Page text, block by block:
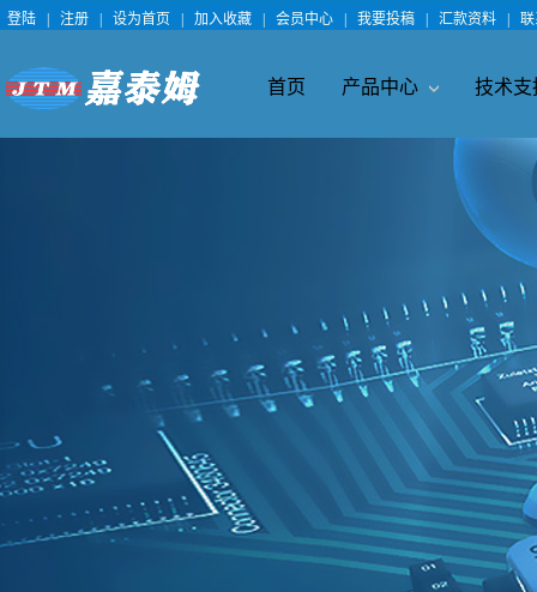
登陆 注册 设为首页 加入收藏 会员中心 我要投稿 汇款资料
首页 产品中心 技术